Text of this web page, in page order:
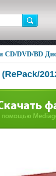
CD/DVD/BD